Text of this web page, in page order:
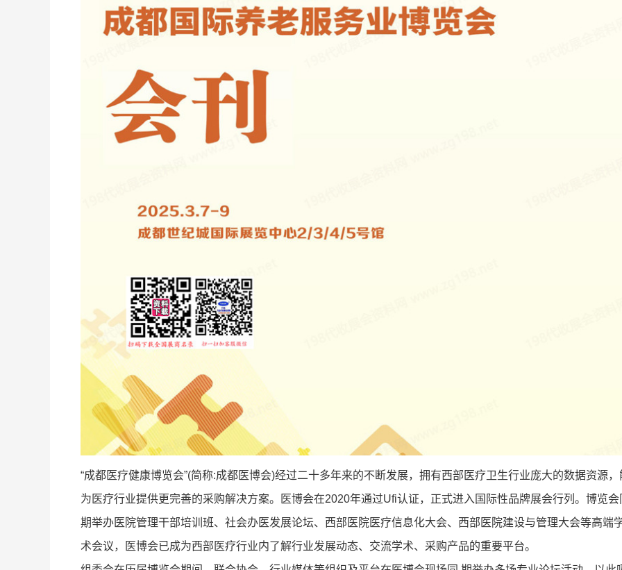
“成都医疗健康博览会”(简称:成都医博会)经过二十多年来的不断发展，拥有西部医疗卫生行业庞大的数据资源，
为医疗行业提供更完善的采购解决方案。医博会在2020年通过Ufi认证，正式进入国际性品牌展会行列。博览会
期举办医院管理干部培训班、社会办医发展论坛、西部医院医疗信息化大会、西部医院建设与管理大会等高端
术会议，医博会已成为西部医疗行业内了解行业发展动态、交流学术、采购产品的重要平台。